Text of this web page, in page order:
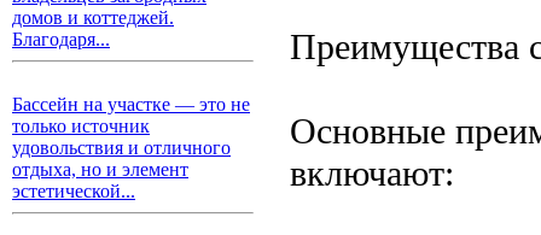
домов и коттеджей.
Благодаря...
Бассейн на участке — это не
только источник
удовольствия и отличного
отдыха, но и элемент
эстетической...
Преимущества
Основные
включают: